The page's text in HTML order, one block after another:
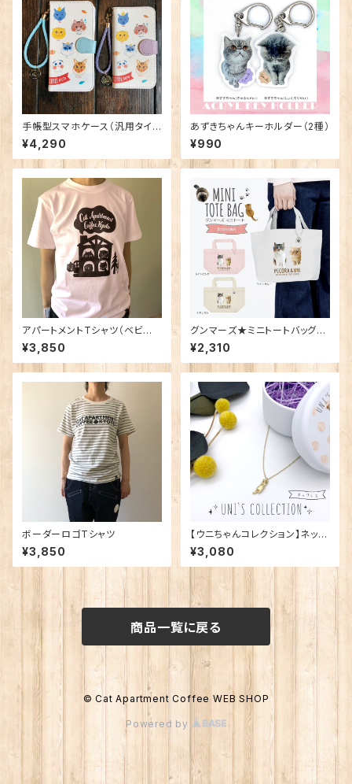
手帳型スマホケース（汎用タイ
プ）
¥4,290
あずきちゃんキーホルダー（2種）
¥990
アパートメントTシャツ（ベビー
ピンク）
¥3,850
グンマーズ★ミニトートバッグ【3
カラー】
¥2,310
ボーダーロゴTシャツ
¥3,850
【ウニちゃんコレクション】ネック
レス
¥3,080
商品一覧に戻る
© Cat Apartment Coffee WEB SHOP
Powered by